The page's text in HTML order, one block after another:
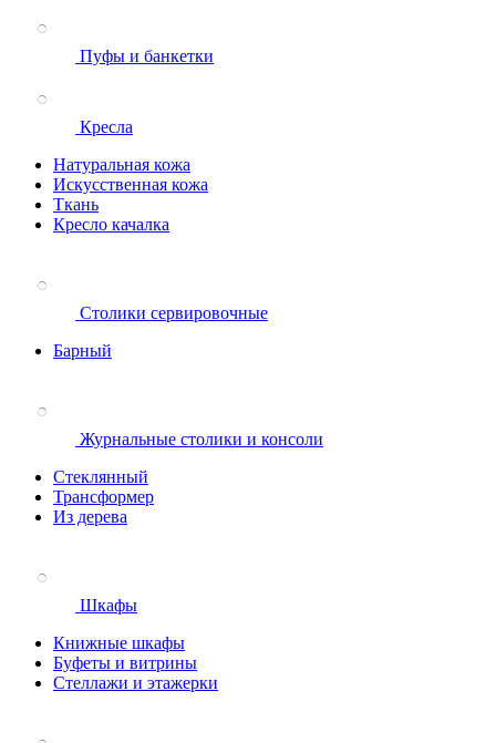
Пуфы и банкетки
Кресла
Натуральная кожа
Искусственная кожа
Ткань
Кресло качалка
Столики сервировочные
Барный
Журнальные столики и консоли
Стеклянный
Трансформер
Из дерева
Шкафы
Книжные шкафы
Буфеты и витрины
Стеллажи и этажерки